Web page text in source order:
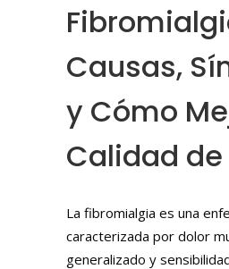
Causas,
y Cómo
Calidad
La fibromialgia es una
caracterizada por dolor
generalizado y